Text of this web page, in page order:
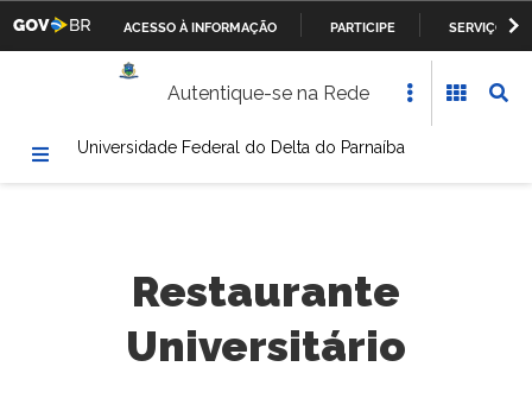
PARA
CONTEÚDO
ACESSO À INFORMAÇÃO PARTICIPE
SERVIÇOS
Ministério da Defesa
Ministério da Fazenda
Ministério dos Transportes, Portos e Aviação Civil
Autentique-se na Rede
Universidade Federal do Delta do Parnaíba
Restaurante
Universitário